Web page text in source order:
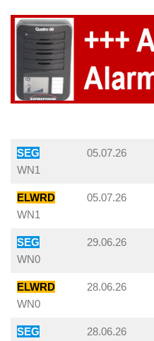
SEG
WN1
05.07.26
ELWRD
WN1
05.07.26
SEG
WN0
29.06.26
ELWRD
WN0
28.06.26
SEG
28.06.26